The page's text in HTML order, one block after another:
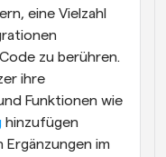
eine Vielzahl
zu berühren.
ihre
hinzufügen